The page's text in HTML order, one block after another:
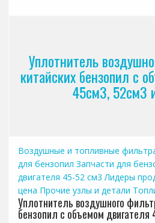
Уплотнитель
китайских бензопил с
45см3, 52см3
Воздушные и топливные
для бензопил Запчасти для
двигателя 45-52 см3 Лидеры
цена Прочие узлы и детали
Уплотнитель воздушного
бензопил с объемом